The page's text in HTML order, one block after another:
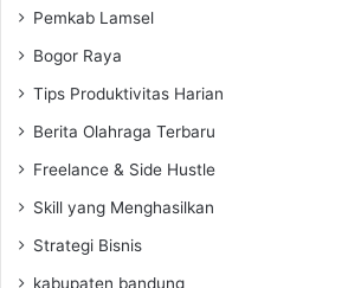
Pemkab Lamsel
Bogor Raya
Tips Produktivitas Harian
Berita Olahraga Terbaru
Freelance & Side Hustle
Skill yang Menghasilkan
Strategi Bisnis
kabupaten bandung